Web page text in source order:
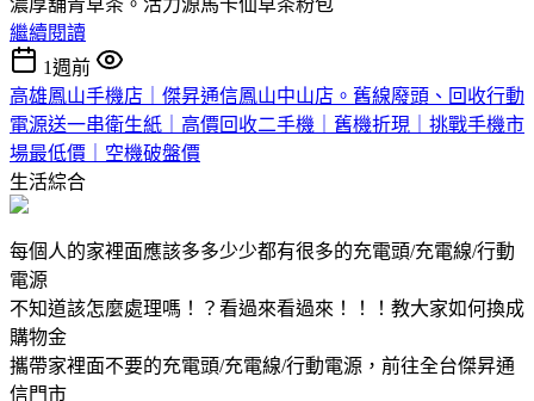
繼續閱讀
1週前
高雄鳳山手機店｜傑昇通信鳳山中山店。舊線廢頭、回收行動
電源送一串衛生紙｜高價回收二手機｜舊機折現｜挑戰手機市
場最低價｜空機破盤價
生活綜合
每個人的家裡面應該多多少少都有很多的充電頭/充電線/行動
電源
不知道該怎麼處理嗎！？看過來看過來！！！教大家如何換成
購物金
攜帶家裡面不要的充電頭/充電線/行動電源，前往全台傑昇通
信門市